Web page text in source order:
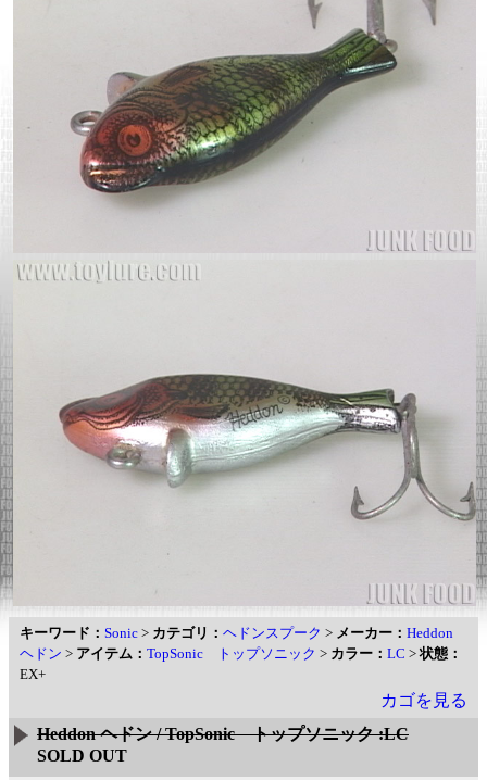
キーワード： Sonic > カテゴリ： ヘドンスプーク > メーカー： Heddon
ヘドン > アイテム： TopSonic トップソニック > カラー： LC >状態：
EX+
カゴを見る
Heddon ヘドン / TopSonic トップソニック :LC
SOLD OUT